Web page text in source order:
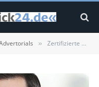
» Zertifizierte Masken von Siegmund Care (BfArM registriert)